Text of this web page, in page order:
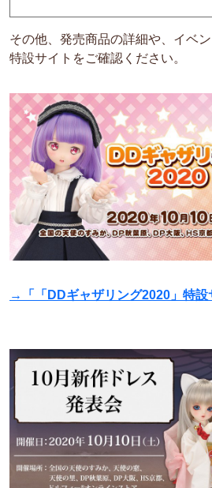
その他、発売商品の詳細や、イベ
特設サイトをご確認ください。
→「「DDギャザリング2020」特設